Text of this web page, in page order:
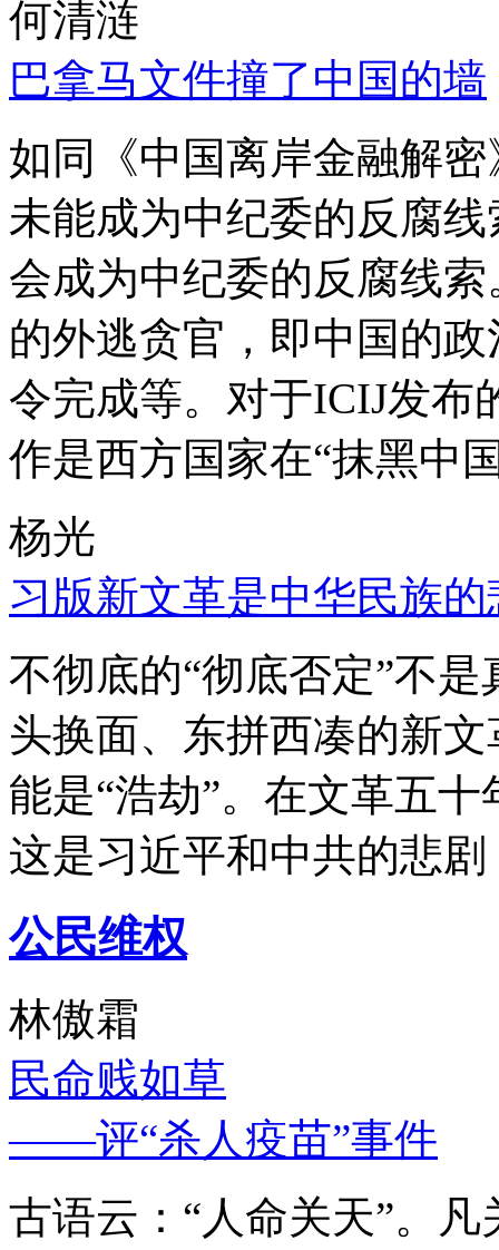
何清涟
巴拿马文件撞了中国的墙
如同《中国离岸金融解
未能成为中纪委的反腐
会成为中纪委的反腐线
的外逃贪官，即中国的
令完成等。对于ICIJ发布
作是西方国家在“抹黑中
杨光
习版新文革是中华民族的
不彻底的“彻底否定”不
头换面、东拼西凑的新
能是“浩劫”。在文革五
这是习近平和中共的悲
公民维权
林傲霜
民命贱如草
——评“杀人疫苗”事件
古语云：“人命关天”。